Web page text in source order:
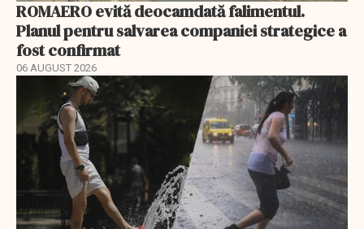
ROMAERO evită deocamdată falimentul.
Planul pentru salvarea companiei strategice a
fost confirmat
06 AUGUST 2026